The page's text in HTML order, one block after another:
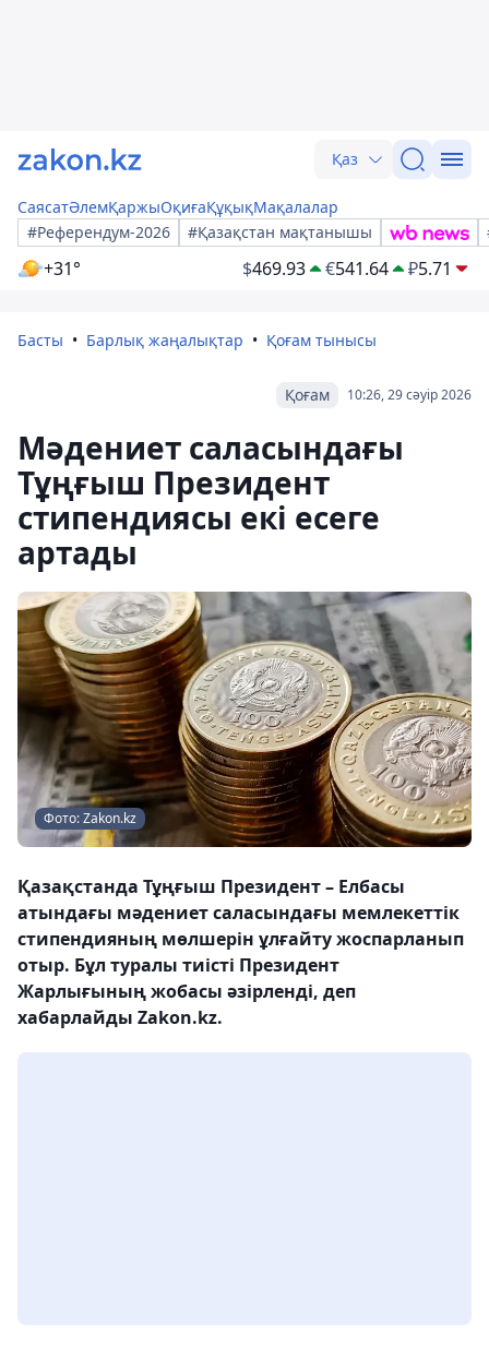
Қаз
СаясатӘлемҚаржыОқиғаҚұқықМақалалар
#Референдум-2026
#Қазақстан мақтанышы
+31° $469.93 €541.64 ₽5.71
Басты Барлық жаңалықтар Қоғам тынысы
10:26, 29 сәуір 2026
Қоғам
Мәдениет саласындағы
Тұңғыш Президент
стипендиясы екі есеге
артады
Фото: Zakon.kz
Қазақстанда Тұңғыш Президент – Елбасы
атындағы мәдениет саласындағы мемлекеттік
стипендияның мөлшерін ұлғайту жоспарланып
отыр. Бұл туралы тиісті Президент
Жарлығының жобасы әзірленді, деп
хабарлайды Zakon.kz.